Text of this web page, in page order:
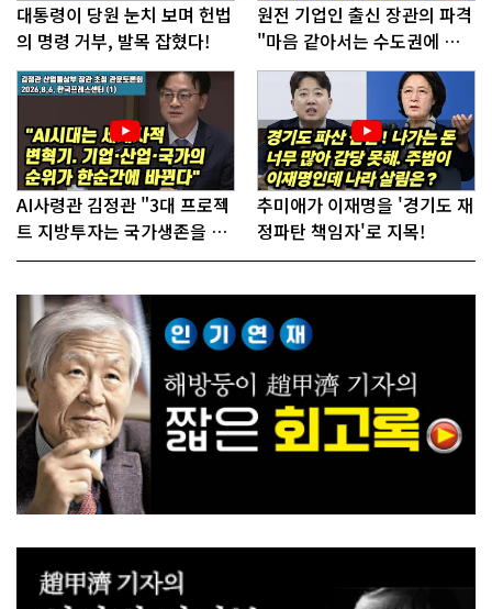
대통령이 당원 눈치 보며 헌법
의 명령 거부, 발목 잡혔다!
원전 기업인 출신 장관의 파격
"마음 같아서는 수도권에 원
전 짓고싶다"
AI사령관 김정관 "3대 프로젝
트 지방투자는 국가생존을 건
대전략"
추미애가 이재명을 '경기도 재
정파탄 책임자'로 지목!